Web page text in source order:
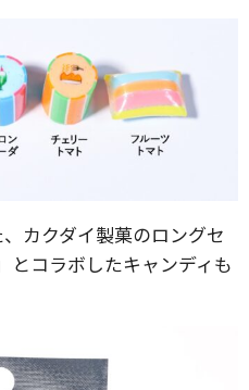
カクダイ製菓のロングセ
とコラボしたキャンディも